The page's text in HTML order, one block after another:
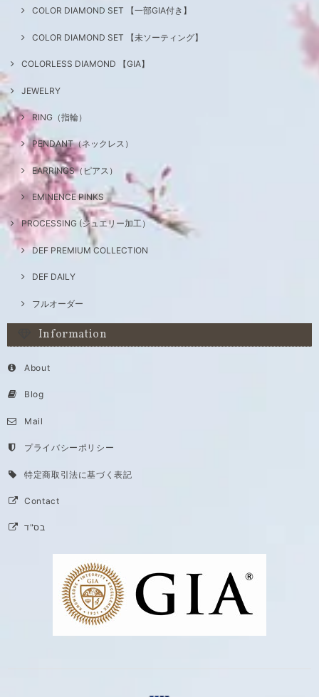
COLOR DIAMOND SET 【一部GIA付き】
COLOR DIAMOND SET 【未ソーティング】
COLORLESS DIAMOND 【GIA】
JEWELRY
RING（指輪）
PENDANT（ネックレス）
EARRINGS（ピアス）
EMINENCE PINKS
PROCESSING (ジュエリー加工）
DEF PREMIUM COLLECTION
DEF DAILY
フルオーダー
Information
About
Blog
Mail
プライバシーポリシー
特定商取引法に基づく表記
Contact
בס"ד